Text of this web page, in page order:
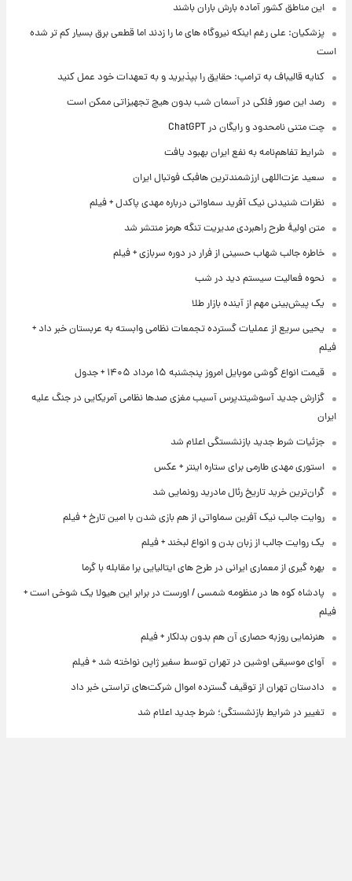
این مناطق کشور آماده بارش باران باشند
پزشکیان: علی رغم اینکه نیروگاه های ما را زدند اما قطعی برق بسیار کم تر شده
است
کنایه قالیباف به ترامپ: حقایق را بپذیرید و به تعهدات خود عمل کنید
رصد این صور فلکی در آسمان شب بدون هیچ تجهیزاتی ممکن است
چت متنی نامحدود و رایگان در ChatGPT
شرایط تفاهم‌نامه به نفع ایران بهبود یافت
سعید عزت‌اللهی ارزشمندترین هافبک فوتبال ایران
نظرات شنیدنی نیک آفرید سماواتی درباره مهدی پاکدل + فیلم
متن اولیۀ طرح راهبردی مدیریت تنگه هرمز منتشر شد
خاطره جالب شهاب حسینی از فرار در دوره سربازی + فیلم
نحوه فعالیت سیستم دید در شب
یک پیش‌بینی مهم از آینده بازار طلا
یحیی سریع از عملیات گسترده تجمعات نظامی وابسته به عربستان خبر داد +
فیلم
قیمت انواع گوشی موبایل امروز پنجشنبه ۱۵ مرداد ۱۴۰۵ + جدول
گزارش جدید آسوشیتدپرس آسیب مغزی صدها نظامی آمریکایی در جنگ علیه
ایران
جزئیات شرط جدید بازنشستگی اعلام شد
استوری مهدی طارمی برای ستاره اینتر + عکس
گران‌ترین خرید تاریخ رئال مادرید رونمایی شد
روایت جالب نیک آفرین سماواتی از هم بازی شدن با امین تارخ + فیلم
یک روایت جالب از زبان بدن و انواع لبخند + فیلم
بهره گیری از معماری ایرانی در طرح های ایتالیایی برا مقابله با گرما
پادشاه کوه ها در منظومه شمسی / اورست در برابر این هیولا یک شوخی است +
فیلم
هنرنمایی روزبه حصاری آن هم بدون بدلکار + فیلم
آوای موسیقی اوشین در تهران توسط سفیر ژاپن نواخته شد + فیلم
دادستان تهران از توقیف گسترده اموال شرکت‌های تراستی خبر داد
تغییر در شرایط بازنشستگی؛ شرط جدید اعلام شد